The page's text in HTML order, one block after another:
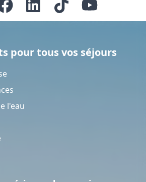
pour tous vos séjours
l'eau